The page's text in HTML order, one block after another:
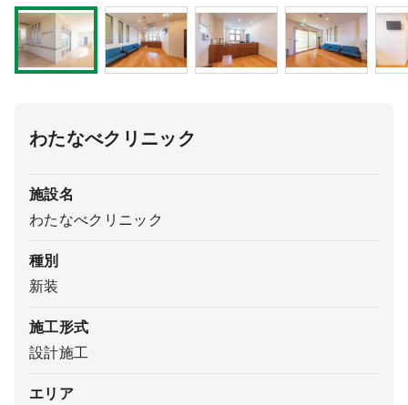
新規開業（戸建て・テナント）
開業支援事例
施工事例
開業ノウハウ
受付時間
わたなべクリニック
施設名
わたなべクリニック
種別
新装
施工形式
設計施工
エリア